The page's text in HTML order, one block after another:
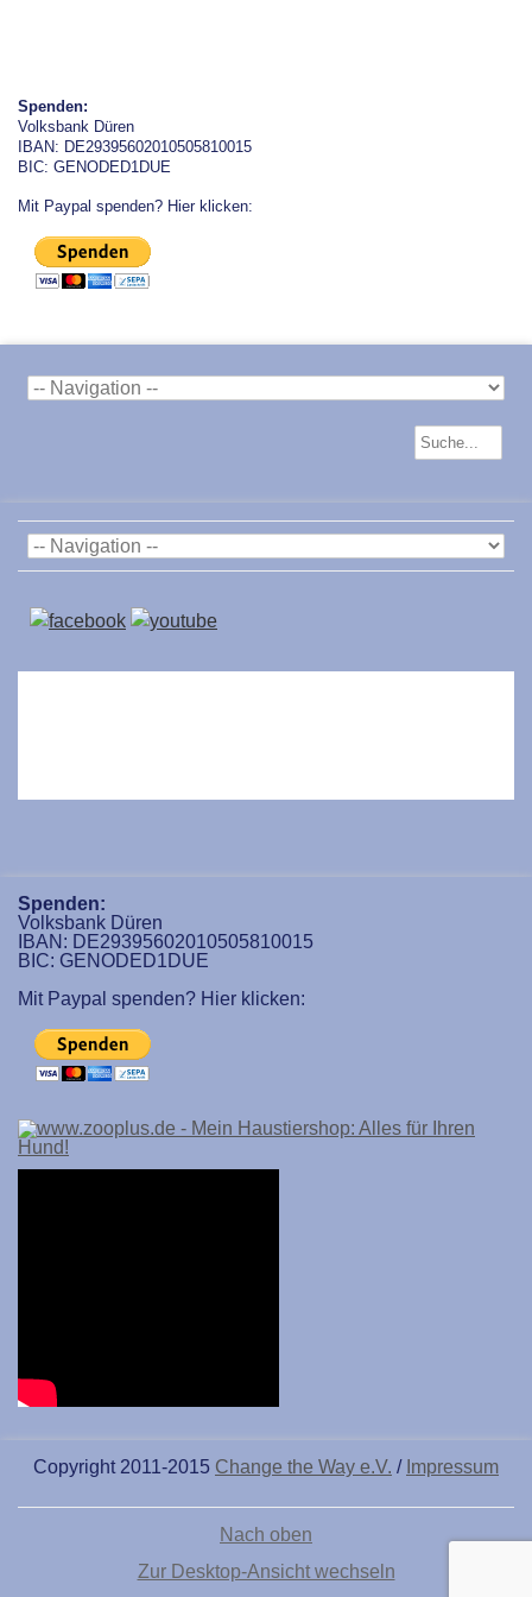
Spenden:
Volksbank Düren
IBAN: DE29395602010505810015
BIC: GENODED1DUE
Mit Paypal spenden? Hier klicken:
Spenden:
Volksbank Düren
IBAN: DE29395602010505810015
BIC: GENODED1DUE
Mit Paypal spenden? Hier klicken:
Copyright 2011-2015 Change the Way e.V. / Impressum
Nach oben
Zur Desktop-Ansicht wechseln